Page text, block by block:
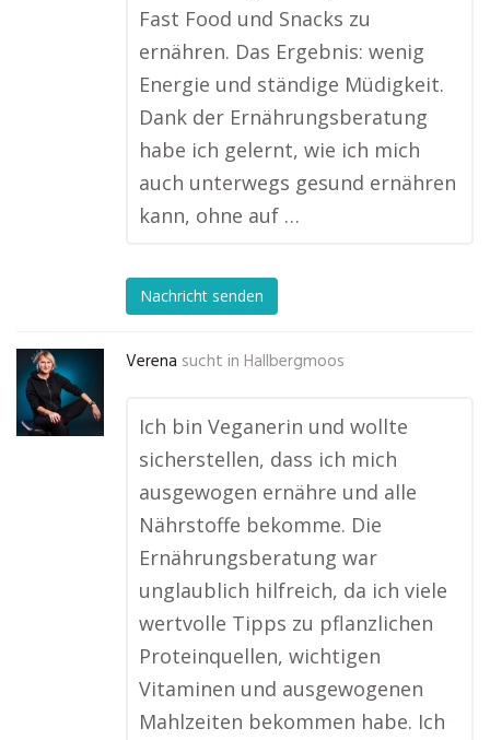
Fast Food und Snacks zu
ernähren. Das Ergebnis: wenig
Energie und ständige Müdigkeit.
Dank der Ernährungsberatung
habe ich gelernt, wie ich mich
auch unterwegs gesund ernähren
kann, ohne auf …
Nachricht senden
Verena sucht in Hallbergmoos
Ich bin Veganerin und wollte
sicherstellen, dass ich mich
ausgewogen ernähre und alle
Nährstoffe bekomme. Die
Ernährungsberatung war
unglaublich hilfreich, da ich viele
wertvolle Tipps zu pflanzlichen
Proteinquellen, wichtigen
Vitaminen und ausgewogenen
Mahlzeiten bekommen habe. Ich